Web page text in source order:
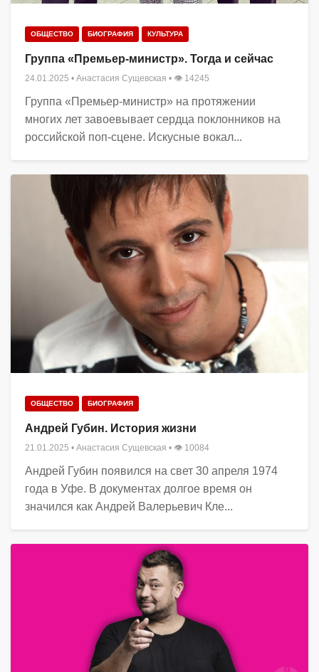
ОБЩЕСТВО БИОГРАФИЯ КУЛЬТУРА
Группа «Премьер-министр». Тогда и сейчас
24.01.2025 • Анастасия Сущевская • 👁 14245
Группа «Премьер-министр» на протяжении
многих лет завоевывает сердца поклонников на
российской поп-сцене. Искусные вокал...
ОБЩЕСТВО БИОГРАФИЯ
Андрей Губин. История жизни
21.01.2025 • Анастасия Сущевская • 👁 10084
Андрей Губин появился на свет 30 апреля 1974
года в Уфе. В документах долгое время он
значился как Андрей Валерьевич Кле...